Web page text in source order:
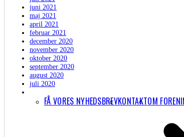
FÅ VORES NYHEDSBREVKONTAKTOM
juni 2021
maj 2021
april 2021
februar 2021
december 2020
november 2020
oktober 2020
september 2020
august 2020
juli 2020